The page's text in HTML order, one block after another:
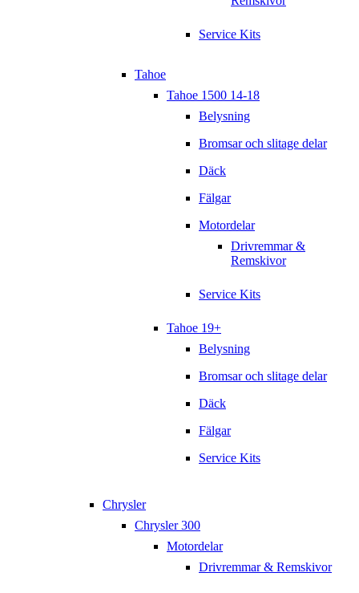
Service Kits
Tahoe
Tahoe 1500 14-18
Belysning
Bromsar och slitage delar
Däck
Fälgar
Motordelar
Drivremmar &
Remskivor
Service Kits
Tahoe 19+
Belysning
Bromsar och slitage delar
Däck
Fälgar
Service Kits
Chrysler
Chrysler 300
Motordelar
Drivremmar & Remskivor